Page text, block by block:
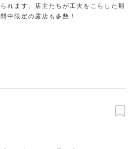
られます。店主たちが工夫をこらした期
間中限定の露店も多数！